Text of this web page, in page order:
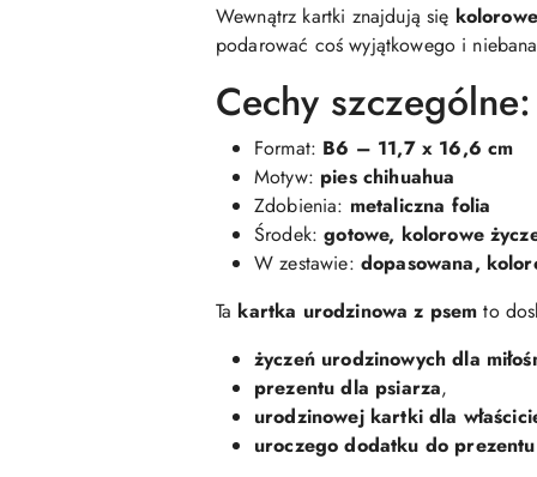
Wewnątrz kartki znajdują się
podarować coś wyjątkowego i
Cechy szczególne:
Format: B6 – 11,7 x 16,6 cm
Motyw: pies chihuahua
Zdobienia: metaliczna folia
Środek:gotowe, kolorowe
W zestawie: dopasowana,
Ta kartka urodzinowa z psem to
życzeń urodzinowych dla
prezentu dla psiarza,
urodzinowej kartki dla
uroczego dodatku do